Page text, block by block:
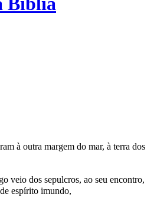
à outra margem do mar, à terra dos
veio dos sepulcros, ao seu encontro,
espírito imundo,